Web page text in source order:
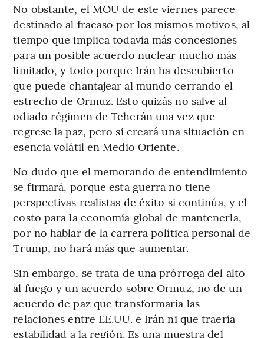
No obstante, el MOU de este viernes parece
destinado al fracaso por los mismos motivos, al
tiempo que implica todavía más concesiones
para un posible acuerdo nuclear mucho más
limitado, y todo porque Irán ha descubierto
que puede chantajear al mundo cerrando el
estrecho de Ormuz. Esto quizás no salve al
odiado régimen de Teherán una vez que
regrese la paz, pero sí creará una situación en
esencia volátil en Medio Oriente.
No dudo que el memorando de entendimiento
se firmará, porque esta guerra no tiene
perspectivas realistas de éxito si continúa, y el
costo para la economía global de mantenerla,
por no hablar de la carrera política personal de
Trump, no hará más que aumentar.
Sin embargo, se trata de una prórroga del alto
al fuego y un acuerdo sobre Ormuz, no de un
acuerdo de paz que transformaría las
relaciones entre EE.UU. e Irán ni que traería
estabilidad a la región. Es una muestra del